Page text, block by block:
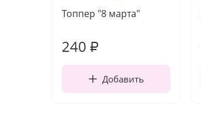
Топпер "8 марта"
240 ₽
Добавить